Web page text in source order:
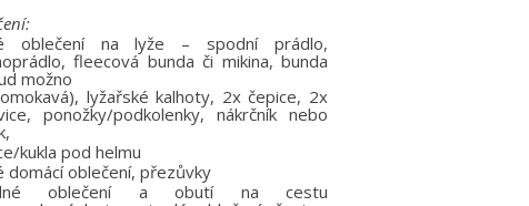
oblečení na lyže – spodní prádlo,
fleecová bunda či mikina, bunda
možno
lyžařské kalhoty, 2x čepice, 2x
ponožky/podkolenky, nákrčník nebo
kukla pod helmu
domácí oblečení, přezůvky
oblečení a obutí na cestu